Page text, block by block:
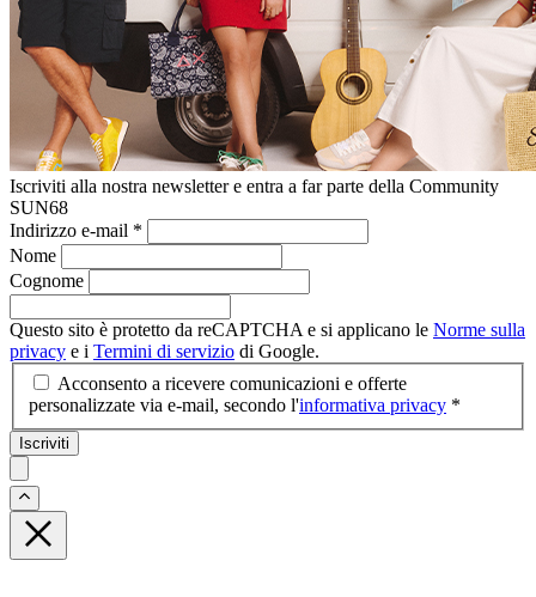
Iscriviti alla nostra newsletter e entra a far parte della Community
SUN68
Indirizzo e-mail *
Nome
Cognome
Questo sito è protetto da reCAPTCHA e si applicano le Norme sulla
privacy e i Termini di servizio di Google.
Acconsento a ricevere comunicazioni e offerte
personalizzate via e-mail, secondo l'informativa privacy *
Iscriviti